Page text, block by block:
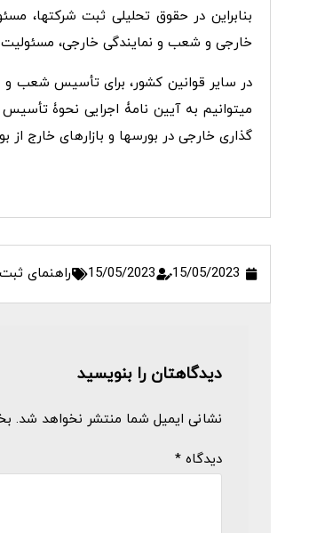
بنابراین در حقوق تحلیلی ثبت شرکت­ها،
خارجی و شعب و نمایندگی خارجی،
در سایر قوانین کشور، برای تأسیس شعب و
میتوانیم به آیین نامۀ اجرایی نحوۀ
گذاری خارجی در بورس­ها و بازارهای خارج
15/05/2023
15/05/2023 راهنمای
دیدگاهتان را بنویسید
نشانی ایمیل شما منتشر نخواهد شد.
دیدگاه *